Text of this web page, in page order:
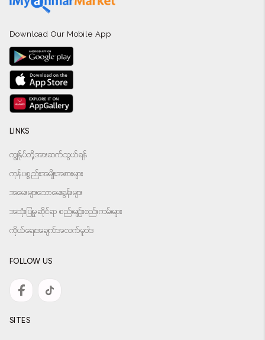
Download Our Mobile App
LINKS
ကျွန်ုပ်တို့အားဆက်သွယ်ရန်
ကုန်ပစ္စည်းအမျိုးအစားများ
အမေးများသောမေးခွန်းများ
အသုံးပြုမှုဆိုင်ရာ စည်းမျဉ်းစည်းကမ်းများ
ကိုယ်ရေးအချက်အလက်မူဝါဒ
FOLLOW US
SITES